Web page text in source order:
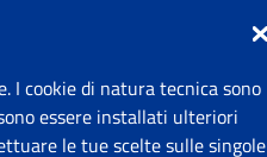
I cookie di natura tecnica sono
essere installati ulteriori
le tue scelte sulle singole